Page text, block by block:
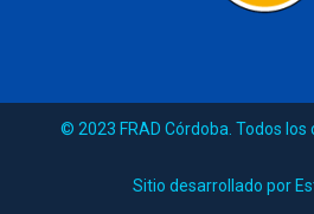
© 2023 FRAD Córdoba. Todos
Sitio desarrollado por